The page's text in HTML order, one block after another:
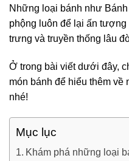
Những loại bánh như
phộng luôn để lại ấn
trưng và truyền thống lâu
Ở trong bài viết dưới đây,
món bánh để hiểu thêm về
nhé!
Mục lục
Khám phá những loại